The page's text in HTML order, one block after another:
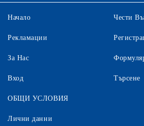
Начало
Рекламации
За Нас
Вход
Чести
Търсене
ОБЩИ УСЛОВИЯ
Лични данни